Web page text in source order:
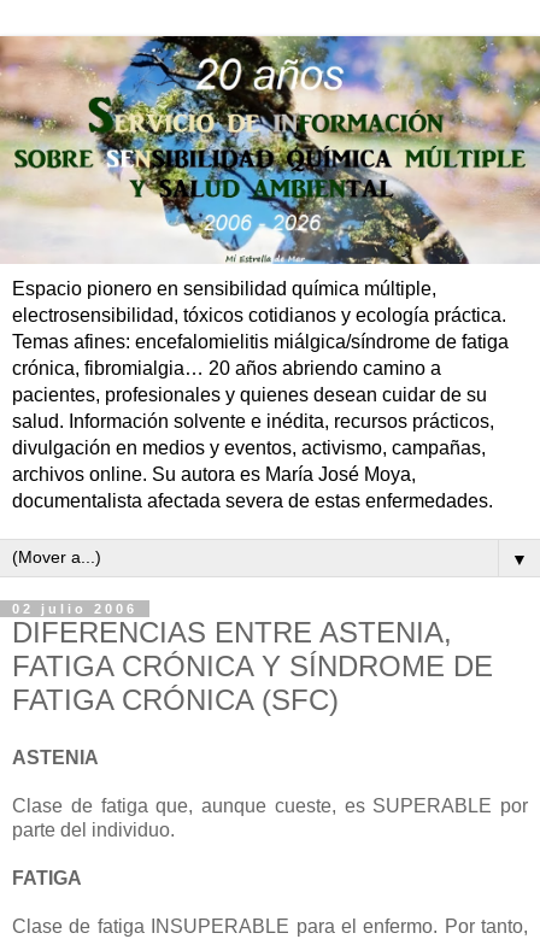
Espacio pionero en sensibilidad química múltiple,
electrosensibilidad, tóxicos cotidianos y ecología práctica.
Temas afines: encefalomielitis miálgica/síndrome de fatiga
crónica, fibromialgia… 20 años abriendo camino a
pacientes, profesionales y quienes desean cuidar de su
salud. Información solvente e inédita, recursos prácticos,
divulgación en medios y eventos, activismo, campañas,
archivos online. Su autora es María José Moya,
documentalista afectada severa de estas enfermedades.
▼
02 julio 2006
DIFERENCIAS ENTRE ASTENIA,
FATIGA CRÓNICA Y SÍNDROME DE
FATIGA CRÓNICA (SFC)
ASTENIA
Clase de fatiga que, aunque cueste, es SUPERABLE por
parte del individuo.
FATIGA
Clase de fatiga INSUPERABLE para el enfermo. Por tanto,